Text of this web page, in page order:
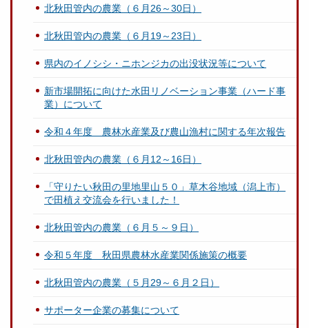
北秋田管内の農業（６月26～30日）
北秋田管内の農業（６月19～23日）
県内のイノシシ・ニホンジカの出没状況等について
新市場開拓に向けた水田リノベーション事業（ハード事
業）について
令和４年度 農林水産業及び農山漁村に関する年次報告
北秋田管内の農業（６月12～16日）
「守りたい秋田の里地里山５０」草木谷地域（潟上市）
で田植え交流会を行いました！
北秋田管内の農業（６月５～９日）
令和５年度 秋田県農林水産業関係施策の概要
北秋田管内の農業（５月29～６月２日）
サポーター企業の募集について